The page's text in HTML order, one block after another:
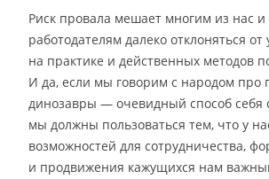
Риск провала мешает многим из нас
работодателям далеко отклоняться
на практике и действенных методов
И да, если мы говорим с народом про
динозавры — очевидный способ себя
мы должны пользоваться тем, что у
возможностей для сотрудничества,
и продвижения кажущихся нам